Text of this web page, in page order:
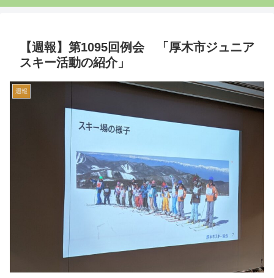
【週報】第1095回例会 「厚木市ジュニア
スキー活動の紹介」
週報